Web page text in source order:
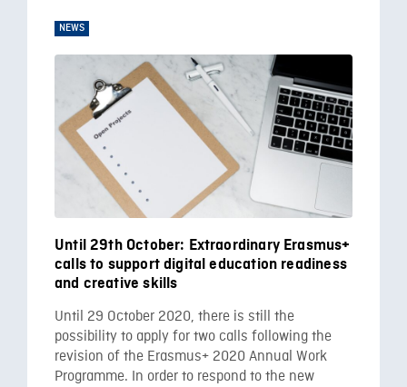
NEWS
Until 29th October: Extraordinary Erasmus+
calls to support digital education readiness
and creative skills
Until 29 October 2020, there is still the
possibility to apply for two calls following the
revision of the Erasmus+ 2020 Annual Work
Programme. In order to respond to the new